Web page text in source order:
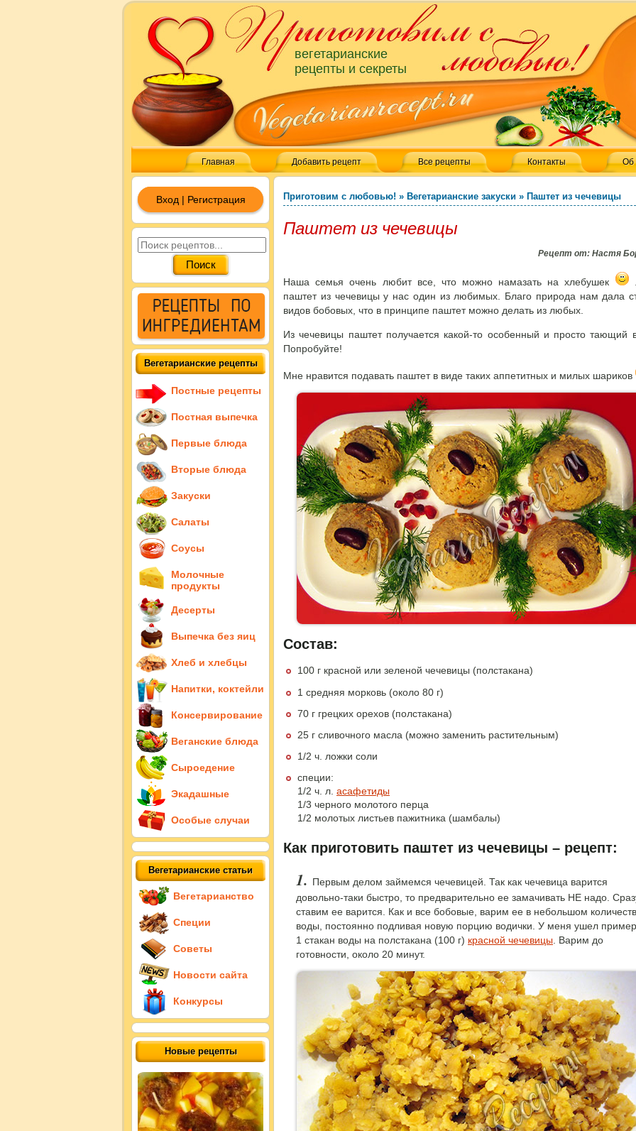
вегетарианские
рецепты и секреты
Главная Добавить рецепт Все рецепты Контакты Об
Приготовим с любовью! » Вегетарианские закуски » Паштет из чечевицы
Паштет из чечевицы
Рецепт от: Настя
Наша семья очень любит все, что можно намазать на хлебушек
.
паштет из чечевицы у нас один из любимых.
Благо природа нам дала
видов бобовых, что в принципе паштет можно делать из любых.
Из чечевицы паштет получается какой-то особенный и просто тающий
Попробуйте!
Мне нравится подавать паштет в виде таких аппетитных и милых шариков
Состав:
100 г красной или зеленой чечевицы (полстакана)
1 средняя морковь (около 80 г)
70 г грецких орехов (полстакана)
25 г сливочного масла (можно заменить растительным)
1/2 ч. ложки соли
специи:
1/2 ч. л. асафетиды
1/3 черного молотого перца
1/2 молотых листьев пажитника (шамбалы)
Как приготовить паштет из чечевицы – рецепт:
Первым делом займемся чечевицей. Так как чечевица варится
довольно-таки быстро, то предварительно ее замачивать НЕ надо.
ставим ее варится. Как и все бобовые, варим ее в небольшом
воды, постоянно подливая новую порцию водички. У меня ушел
1 стакан воды на полстакана (100 г) красной чечевицы . Варим до
готовности, около 20 минут.
Вход | Регистрация
Вегетарианские рецепты
Постные рецепты
Постная выпечка
Первые блюда
Вторые блюда
Закуски
Салаты
Соусы
Молочные
продукты
Десерты
Выпечка без яиц
Хлеб и хлебцы
Напитки, коктейли
Консервирование
Веганские блюда
Сыроедение
Экадашные
Особые случаи
Вегетарианские статьи
Вегетарианство
Специи
Советы
Новости сайта
Конкурсы
Новые рецепты